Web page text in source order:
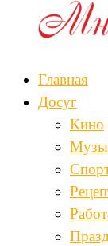
Главная
Досуг
Кино